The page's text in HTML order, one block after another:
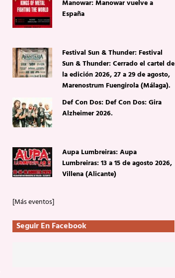
Manowar: Manowar vuelve a
España
Festival Sun & Thunder: Festival
Sun & Thunder: Cerrado el cartel de
la edición 2026, 27 a 29 de agosto,
Marenostrum Fuengirola (Málaga).
Def Con Dos: Def Con Dos: Gira
Alzheimer 2026.
Aupa Lumbreiras: Aupa
Lumbreiras: 13 a 15 de agosto 2026,
Villena (Alicante)
[Más eventos]
Seguir En Facebook